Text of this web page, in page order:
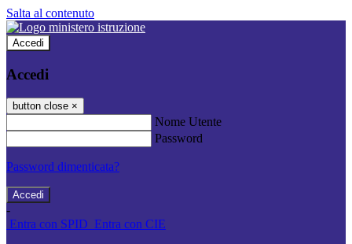
Salta al contenuto
Accedi
Accedi
button close ×
Nome Utente
Password
Password dimenticata?
-
Entra con SPID Entra con CIE